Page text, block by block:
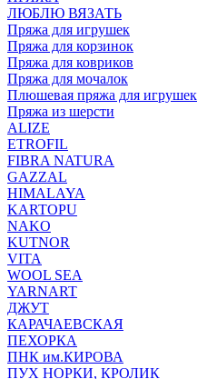
ЛЮБЛЮ ВЯЗАТЬ
Пряжа для игрушек
Пряжа для корзинок
Пряжа для ковриков
Пряжа для мочалок
Плюшевая пряжа для игрушек
Пряжа из шерсти
ALIZE
ETROFIL
FIBRA NATURA
GAZZAL
HIMALAYA
KARTOPU
NAKO
KUTNOR
VITA
WOOL SEA
YARNART
ДЖУТ
КАРАЧАЕВСКАЯ
ПЕХОРКА
ПНК им.КИРОВА
ПУХ НОРКИ, КРОЛИК